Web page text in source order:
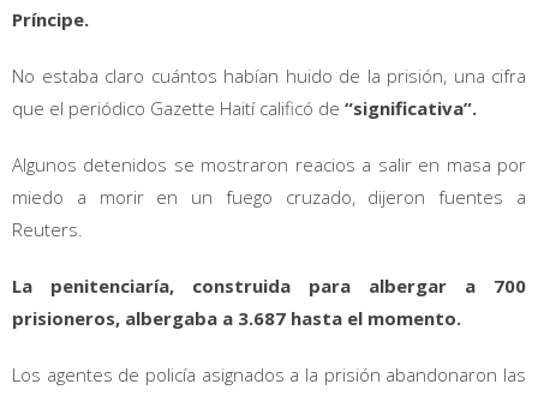
Príncipe.
No estaba claro cuántos habían huido de la prisión, una cifra
que el periódico Gazette Haití calificó de “significativa”.
Algunos detenidos se mostraron reacios a salir en masa por
miedo a morir en un fuego cruzado, dijeron fuentes a
Reuters.
La penitenciaría, construida para albergar a 700
prisioneros, albergaba a 3.687 hasta el momento.
Los agentes de policía asignados a la prisión abandonaron las